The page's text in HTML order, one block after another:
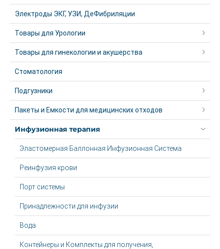
Электроды ЭКГ, УЗИ, ДеФибриляции
Товары для Урологии
Товары для гинекологии и акушерства
Стоматология
Подгузники
Пакеты и Емкости для медицинских отходов
Инфузионная терапия
Эластомерная Баллонная Инфузионная Система
Реинфузия крови
Порт системы
Принадлежности для инфузии
Вода
Контейнеры и Комплекты для получения,